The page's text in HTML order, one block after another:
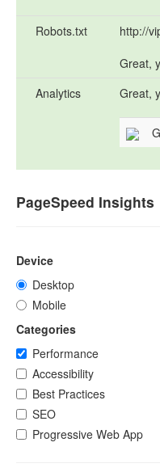
Robots.txt
http://
Great,
Analytics
Great,
PageSpeed Insights
Device
Desktop
Mobile
Categories
Performance
Accessibility
Best Practices
SEO
Progressive Web App